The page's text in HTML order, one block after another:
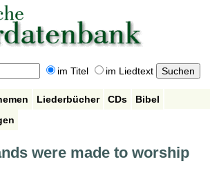
im Titel im Liedtext
Liederbücher CDs
Bibel
were made to worship